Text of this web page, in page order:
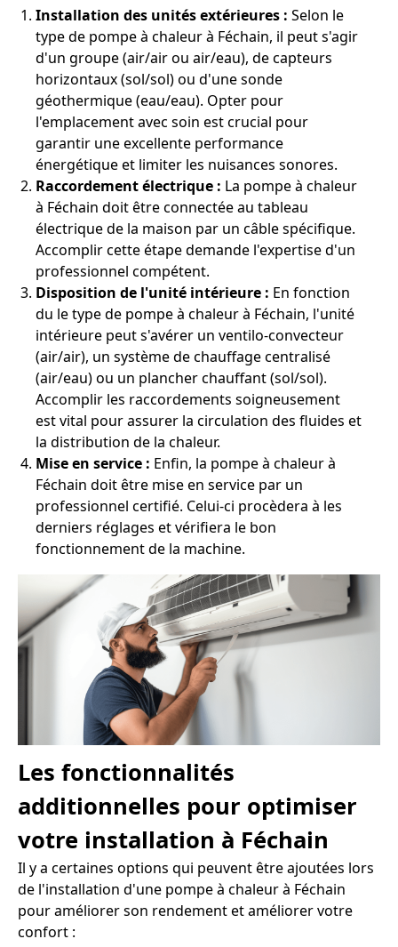
Installation des unités extérieures : Selon le
type de pompe à chaleur à Féchain, il peut s'agir
d'un groupe (air/air ou air/eau), de capteurs
horizontaux (sol/sol) ou d'une sonde
géothermique (eau/eau). Opter pour
l'emplacement avec soin est crucial pour
garantir une excellente performance
énergétique et limiter les nuisances sonores.
Raccordement électrique : La pompe à chaleur
à Féchain doit être connectée au tableau
électrique de la maison par un câble spécifique.
Accomplir cette étape demande l'expertise d'un
professionnel compétent.
Disposition de l'unité intérieure : En fonction
du le type de pompe à chaleur à Féchain, l'unité
intérieure peut s'avérer un ventilo-convecteur
(air/air), un système de chauffage centralisé
(air/eau) ou un plancher chauffant (sol/sol).
Accomplir les raccordements soigneusement
est vital pour assurer la circulation des fluides et
la distribution de la chaleur.
Mise en service : Enfin, la pompe à chaleur à
Féchain doit être mise en service par un
professionnel certifié. Celui-ci procèdera à les
derniers réglages et vérifiera le bon
fonctionnement de la machine.
Les fonctionnalités
additionnelles pour optimiser
votre installation à Féchain
Il y a certaines options qui peuvent être ajoutées lors
de l'installation d'une pompe à chaleur à Féchain
pour améliorer son rendement et améliorer votre
confort :